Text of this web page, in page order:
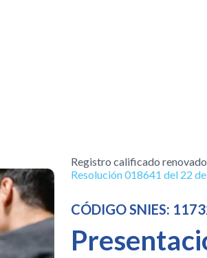
Registro calificado
Resolución 018641 del 22
CÓDIGO SNIES: